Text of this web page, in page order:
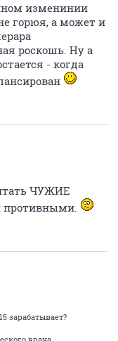
изменинии
горюя, а может и
роскошь. Ну а
- когда
ЧУЖИЕ
противными.
зарабатывает?